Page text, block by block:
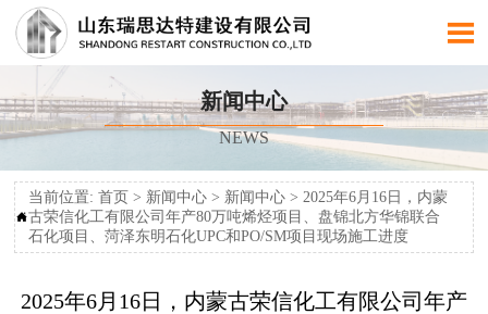

新闻中心
NEWS

当前位置:首页 > 新闻中心 > 新闻中心 > 2025年6月16日，内蒙
古荣信化工有限公司年产80万吨烯烃项目、盘锦北方华锦联合
石化项目、菏泽东明石化UPC和PO/SM项目现场施工进度
2025年6月16日，内蒙古荣信化工有限公司年产